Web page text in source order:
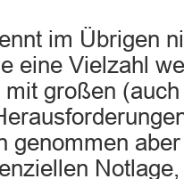
im Übrigen
eine Vielzahl
großen
genommen